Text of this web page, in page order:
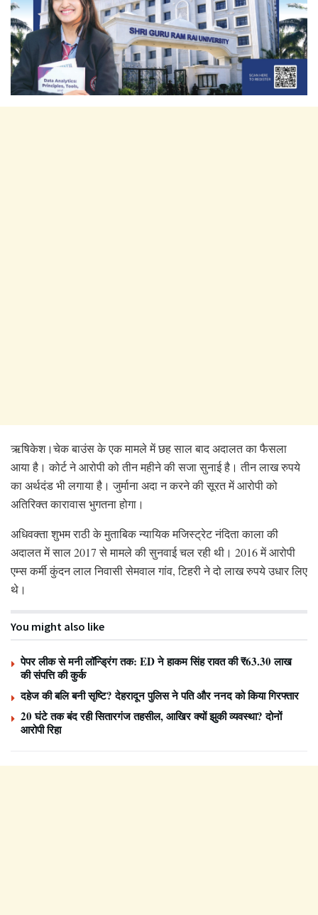
ऋषिकेश।चेक बाउंस के एक मामले में छह साल बाद अदालत का फैसला
आया है। कोर्ट ने आरोपी को तीन महीने की सजा सुनाई है। तीन लाख रुपये
का अर्थदंड भी लगाया है। जुर्माना अदा न करने की सूरत में आरोपी को
अतिरिक्त कारावास भुगतना होगा।
अधिवक्ता शुभम राठी के मुताबिक न्यायिक मजिस्ट्रेट नंदिता काला की
अदालत में साल 2017 से मामले की सुनवाई चल रही थी। 2016 में आरोपी
एम्स कर्मी कुंदन लाल निवासी सेमवाल गांव, टिहरी ने दो लाख रुपये उधार लिए
थे।
You might also like
पेपर लीक से मनी लॉन्ड्रिंग तक: ED ने हाकम सिंह रावत की ₹63.30 लाख
की संपत्ति की कुर्क
दहेज की बलि बनी सृष्टि? देहरादून पुलिस ने पति और ननद को किया गिरफ्तार
20 घंटे तक बंद रही सितारगंज तहसील, आखिर क्यों झुकी व्यवस्था? दोनों
आरोपी रिहा